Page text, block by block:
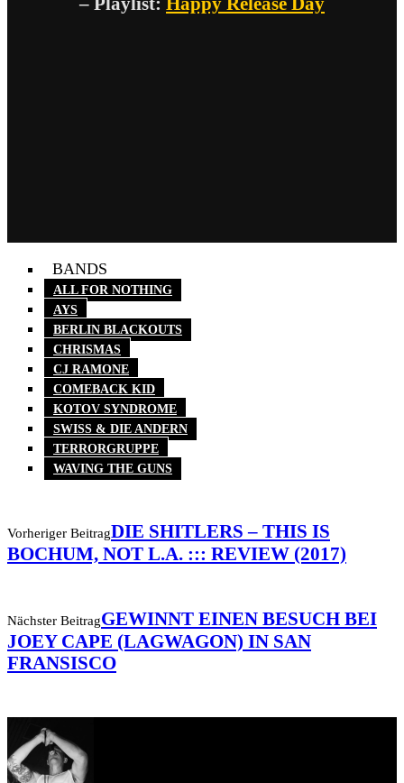
BANDS
ALL FOR NOTHING
AYS
BERLIN BLACKOUTS
CHRISMAS
CJ RAMONE
COMEBACK KID
KOTOV SYNDROME
SWISS & DIE ANDERN
TERRORGRUPPE
WAVING THE GUNS
Vorheriger BeitragDIE SHITLERS – THIS IS
BOCHUM, NOT L.A. ::: REVIEW (2017)
Nächster BeitragGEWINNT EINEN BESUCH BEI
JOEY CAPE (LAGWAGON) IN SAN
FRANSISCO